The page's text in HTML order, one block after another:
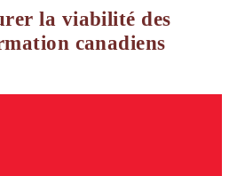
la viabilité des
canadiens